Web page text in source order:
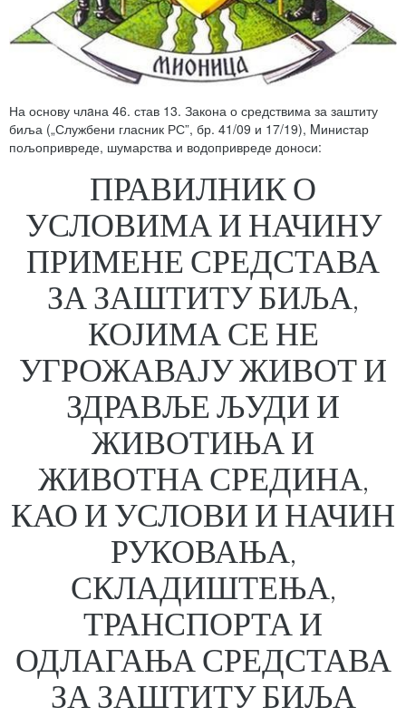
На основу члaна 46. став 13. Закона о средствима за заштиту
биља („Службени гласник РС”, бр. 41/09 и 17/19), Mинистар
пољопривреде, шумарства и водопривреде доноси:
ПРАВИЛНИК О
УСЛОВИМА И НАЧИНУ
ПРИМЕНЕ СРЕДСТАВА
ЗА ЗАШТИТУ БИЉА,
КОЈИМА СЕ НЕ
УГРОЖАВАЈУ ЖИВОТ И
ЗДРАВЉЕ ЉУДИ И
ЖИВОТИЊА И
ЖИВОТНА СРЕДИНА,
КАО И УСЛОВИ И НАЧИН
РУКОВАЊА,
СКЛАДИШТЕЊА,
ТРАНСПОРТА И
ОДЛАГАЊА СРЕДСТАВА
ЗА ЗАШТИТУ БИЉА